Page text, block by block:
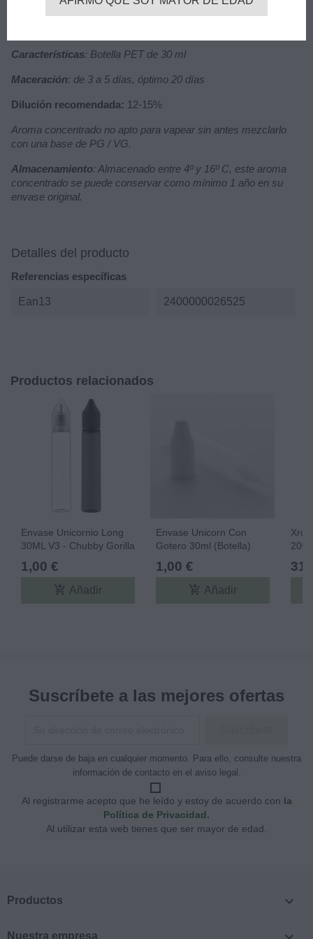
sabor a la manzana más dulce que jamás probarás; irresistible
Características: Botella PET de 30 ml
Maceración: de 3 a 5 días, óptimo 20 días
Dilución recomendada: 12-15%
Aroma concentrado no apto para vapear sin antes mezclarlo
con una base de PG / VG.
Almacenamiento: Almacenado entre 4º y 16º C, este aroma
concentrado se puede conservar como mínimo 1 año en su
envase original.
Detalles del producto
Referencias específicas
Ean13 2400000026525
Productos relacionados
Envase Unicornio Long
30ML V3 - Chubby Gorilla
1,00 €
add_shopping_cart Añadir
Envase Unicorn Con
Gotero 30ml (botella)
1,00 €
add_shopping_cart Añadir
Suscríbete a las mejores ofertas
Puede darse de baja en cualquier momento. Para ello, consulte nuestra
información de contacto en el aviso legal.
Al registrarme acepto que he leído y estoy de acuerdo con la
Política de Privacidad.
Al utilizar esta web tienes que ser mayor de edad.
Productos 
Nuestra empresa